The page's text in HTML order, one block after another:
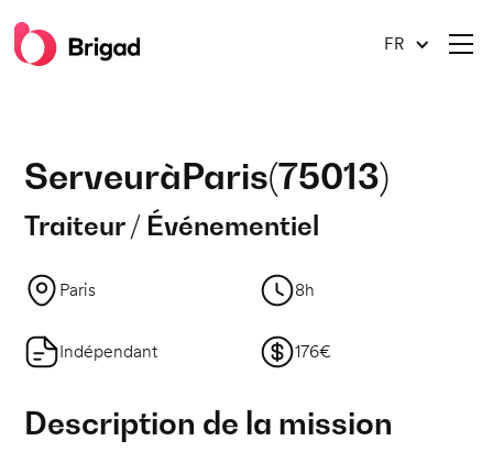
FR
ServeuràParis(75013)
Traiteur / Événementiel
Paris 8h
Indépendant 176€
Description de la mission